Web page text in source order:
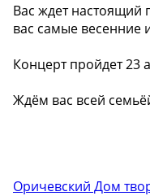
Вас ждет настоящий
вас самые
Концерт пройдет 23
Ждём вас всей
Оричевский Дом